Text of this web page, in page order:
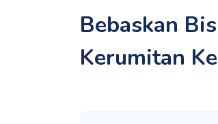
Bebaskan
Kerumitan